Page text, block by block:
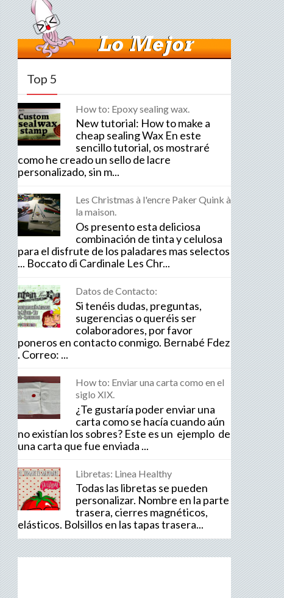
Top 5
How to: Epoxy sealing wax.
New tutorial: How to make a
cheap sealing Wax En este
sencillo tutorial, os mostraré
como he creado un sello de lacre
personalizado, sin m...
Les Christmas à l'encre Paker Quink à
la maison.
Os presento esta deliciosa
combinación de tinta y celulosa
para el disfrute de los paladares mas selectos
... Boccato di Cardinale Les Chr...
Datos de Contacto:
Si tenéis dudas, preguntas,
sugerencias o queréis ser
colaboradores, por favor
poneros en contacto conmigo. Bernabé Fdez
. Correo: ...
How to: Enviar una carta como en el
siglo XIX.
¿Te gustaría poder enviar una
carta como se hacía cuando aún
no existían los sobres? Este es un ejemplo de
una carta que fue enviada ...
Libretas: Linea Healthy
Todas las libretas se pueden
personalizar. Nombre en la parte
trasera, cierres magnéticos,
elásticos. Bolsillos en las tapas trasera...